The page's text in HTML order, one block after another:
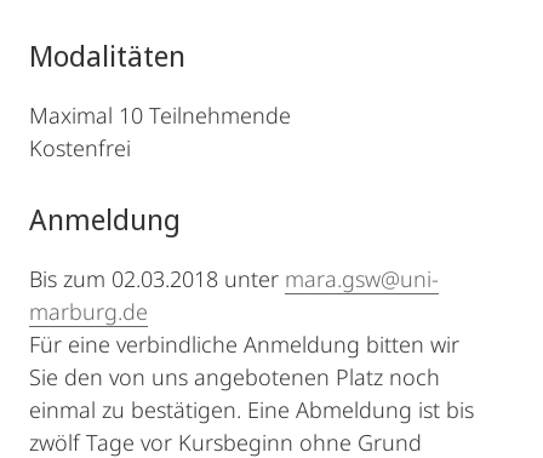
Modalitäten
Maximal 10 Teilnehmende
Kostenfrei
Anmeldung
Bis zum 02.03.2018 unter mara.gsw@uni-
marburg.de
Für eine verbindliche Anmeldung bitten wir
Sie den von uns angebotenen Platz noch
einmal zu bestätigen. Eine Abmeldung ist bis
zwölf Tage vor Kursbeginn ohne Grund